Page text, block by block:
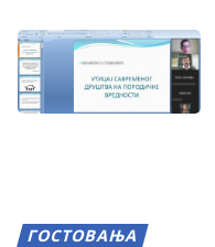
ГОСТОВАЊА